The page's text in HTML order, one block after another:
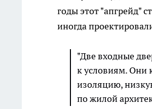
годы этот "апгрейд"
иногда
"Две входные
к условиям. Они
изоляцию,
по жилой